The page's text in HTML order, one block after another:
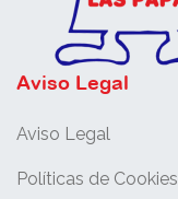
Aviso Legal
Aviso Legal
Políticas de Cookies